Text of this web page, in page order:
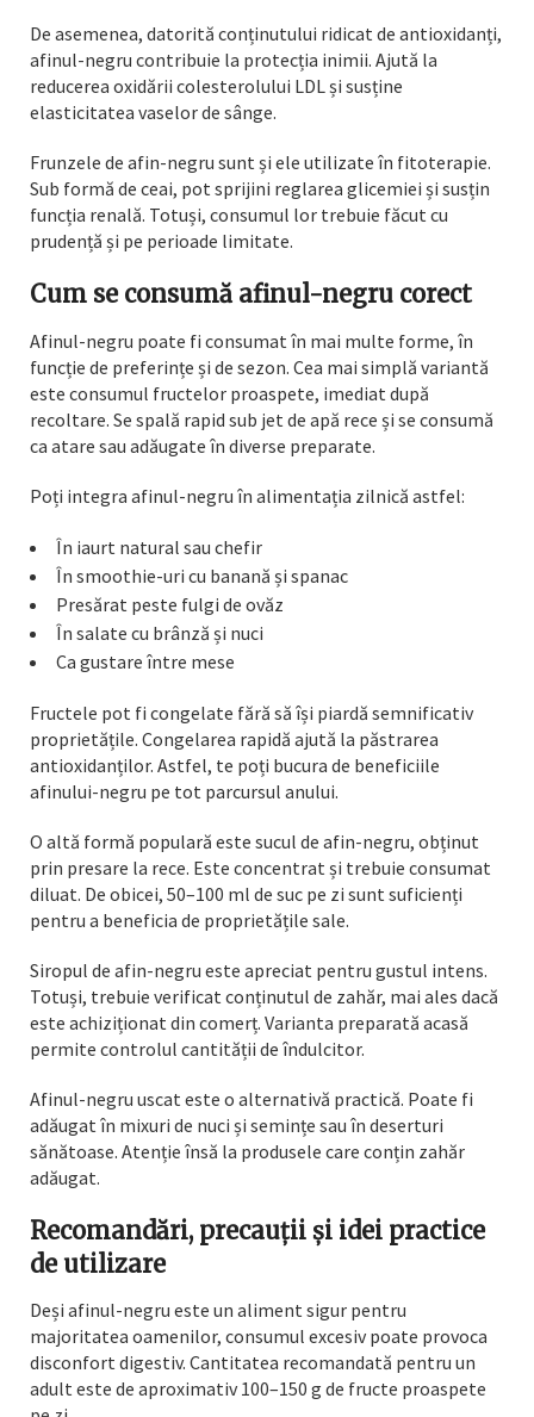
De asemenea, datorită conținutului ridicat de antioxidanți,
afinul-negru contribuie la protecția inimii. Ajută la
reducerea oxidării colesterolului LDL și susține
elasticitatea vaselor de sânge.
Frunzele de afin-negru sunt și ele utilizate în fitoterapie.
Sub formă de ceai, pot sprijini reglarea glicemiei și susțin
funcția renală. Totuși, consumul lor trebuie făcut cu
prudență și pe perioade limitate.
Cum se consumă afinul-negru corect
Afinul-negru poate fi consumat în mai multe forme, în
funcție de preferințe și de sezon. Cea mai simplă variantă
este consumul fructelor proaspete, imediat după
recoltare. Se spală rapid sub jet de apă rece și se consumă
ca atare sau adăugate în diverse preparate.
Poți integra afinul-negru în alimentația zilnică astfel:
În iaurt natural sau chefir
În smoothie-uri cu banană și spanac
Presărat peste fulgi de ovăz
În salate cu brânză și nuci
Ca gustare între mese
Fructele pot fi congelate fără să își piardă semnificativ
proprietățile. Congelarea rapidă ajută la păstrarea
antioxidanților. Astfel, te poți bucura de beneficiile
afinului-negru pe tot parcursul anului.
O altă formă populară este sucul de afin-negru, obținut
prin presare la rece. Este concentrat și trebuie consumat
diluat. De obicei, 50–100 ml de suc pe zi sunt suficienți
pentru a beneficia de proprietățile sale.
Siropul de afin-negru este apreciat pentru gustul intens.
Totuși, trebuie verificat conținutul de zahăr, mai ales dacă
este achiziționat din comerț. Varianta preparată acasă
permite controlul cantității de îndulcitor.
Afinul-negru uscat este o alternativă practică. Poate fi
adăugat în mixuri de nuci și semințe sau în deserturi
sănătoase. Atenție însă la produsele care conțin zahăr
adăugat.
Recomandări, precauții și idei practice
de utilizare
Deși afinul-negru este un aliment sigur pentru
majoritatea oamenilor, consumul excesiv poate provoca
disconfort digestiv. Cantitatea recomandată pentru un
adult este de aproximativ 100–150 g de fructe proaspete